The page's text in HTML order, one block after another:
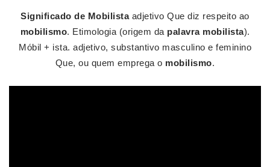
Significado de Mobilistaadjetivo Que diz respeito ao
mobilismo. Etimologia (origem da palavra mobilista).
Móbil + ista. adjetivo, substantivo masculino e feminino
Que, ou quem emprega o mobilismo.